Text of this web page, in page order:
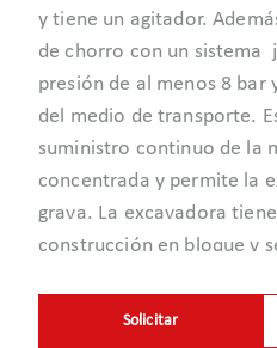
y tiene un agitador.
de chorro con un sistema
presión de al menos 8 bar
del medio de transporte.
suministro continuo de la
concentrada y permite la
grava. La excavadora
construcción en bloque y
Solicitar